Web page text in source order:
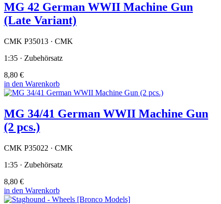
MG 42 German WWII Machine Gun
(Late Variant)
CMK P35013 · CMK
1:35 · Zubehörsatz
8,80 €
in den Warenkorb
MG 34/41 German WWII Machine Gun
(2 pcs.)
CMK P35022 · CMK
1:35 · Zubehörsatz
8,80 €
in den Warenkorb